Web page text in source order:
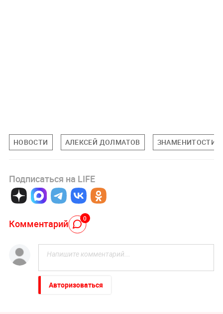
НОВОСТИ АЛЕКСЕЙ ДОЛМАТОВ ЗНАМЕНИТОСТИ
Подписаться на LIFE
Комментарий 0
Авторизоваться